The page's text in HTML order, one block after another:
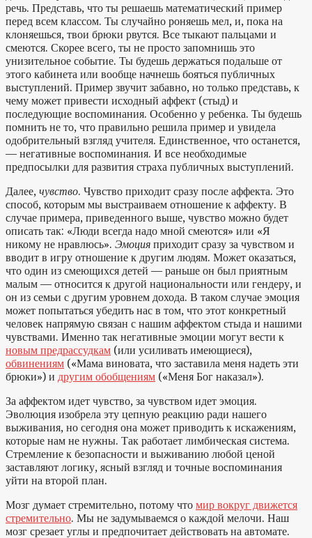
речь. Представь, что ты решаешь математический пример
перед всем классом. Ты случайно роняешь мел, и, пока на
клоняешься, твои брюки рвутся. Все тыкают пальцами и
смеются. Скорее всего, ты не просто запомнишь это
унизительное событие. Ты будешь держаться подальше от
этого кабинета или вообще начнешь бояться публичных
выступлений. Пример звучит забавно, но только представь, к
чему может привести исходный аффект (стыд) и
последующие воспоминания. Особенно у ребенка. Ты будешь
помнить не то, что правильно решила пример и увидела
одобрительный взгляд учителя. Единственное, что останется,
— негативные воспоминания. И все необходимые
предпосылки для развития страха публичных выступлений.
Далее, чувство. Чувство приходит сразу после аффекта. Это
способ, которым мы выстраиваем отношение к аффекту. В
случае примера, приведенного выше, чувство можно будет
описать так: «Люди всегда надо мной смеются» или «Я
никому не нравлюсь». Эмоция приходит сразу за чувством и
вводит в игру отношение к другим людям. Может оказаться,
что один из смеющихся детей — раньше он был приятным
малым — относится к другой национальности или гендеру, и
он из семьи с другим уровнем дохода. В таком случае эмоция
может попытаться убедить нас в том, что этот конкретный
человек напрямую связан с нашим аффектом стыда и нашими
чувствами. Именно так негативные эмоции могут вести к
новым предрассудкам (или усиливать имеющиеся),
обвинениям («Мама виновата, что заставила меня надеть эти
брюки») и другим обобщениям («Меня Бог наказал»).
За аффектом идет чувство, за чувством идет эмоция.
Эволюция изобрела эту цепную реакцию ради нашего
выживания, но сегодня она может приводить к искажениям,
которые нам не нужны. Так работает лимбическая система.
Стремление к безопасности и выживанию любой ценой
заставляют логику, ясный взгляд и точные воспоминания
уйти на второй план.
Мозг думает стремительно, потому что мир вокруг движется
стремительно. Мы не задумываемся о каждой мелочи. Наш
мозг срезает углы и предпочитает действовать на автомате.